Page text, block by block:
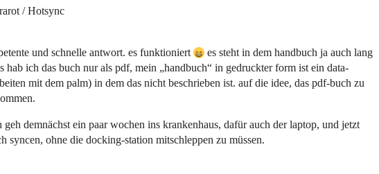
/ Hotsync
und schnelle antwort. es funktioniert
es steht in dem handbuch ja auch lang
hab ich das buch nur als pdf, mein „handbuch“ in gedruckter form ist ein data-
mit dem palm) in dem das nicht beschrieben ist. auf die idee, das pdf-buch zu
demnächst ein paar wochen ins krankenhaus, dafür auch der laptop, und jetzt
syncen, ohne die docking-station mitschleppen zu müssen.